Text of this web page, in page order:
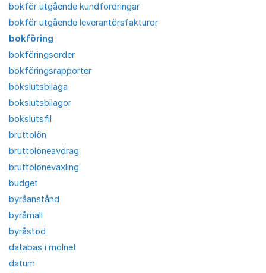
bokför utgående kundfordringar
bokför utgående leverantörsfakturor
bokföring
bokföringsorder
bokföringsrapporter
bokslutsbilaga
bokslutsbilagor
bokslutsfil
bruttolön
bruttolöneavdrag
bruttolöneväxling
budget
byråanstånd
byråmall
byråstöd
databas i molnet
datum